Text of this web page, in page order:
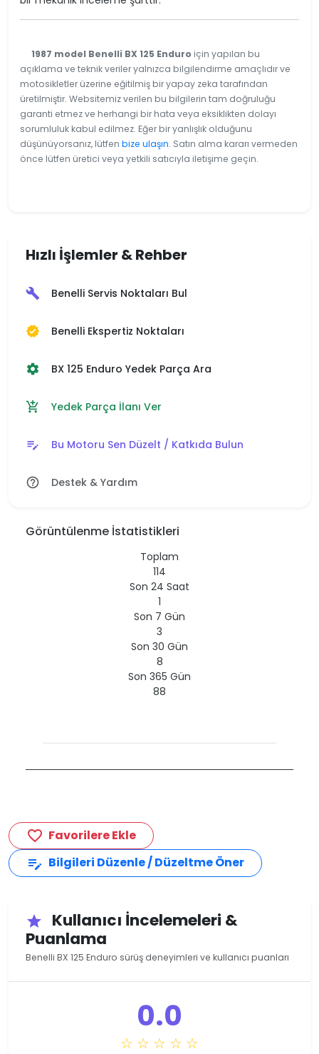
1987 model Benelli BX 125 Enduro için yapılan bu
açıklama ve teknik veriler yalnızca bilgilendirme amaçlıdır ve
motosikletler üzerine eğitilmiş bir yapay zeka tarafından
üretilmiştir. Websitemiz verilen bu bilgilerin tam doğruluğu
garanti etmez ve herhangi bir hata veya eksiklikten dolayı
sorumluluk kabul edilmez. Eğer bir yanlışlık olduğunu
düşünüyorsanız, lütfen bize ulaşın. Satın alma kararı vermeden
önce lütfen üretici veya yetkili satıcıyla iletişime geçin.
Hızlı İşlemler & Rehber
build Benelli Servis Noktaları Bul
verified Benelli Ekspertiz Noktaları
settings BX 125 Enduro Yedek Parça Ara
add_shopping_cart Yedek Parça İlanı Ver
edit_note Bu Motoru Sen Düzelt / Katkıda Bulun
help_outline Destek & Yardım
Görüntülenme İstatistikleri
Toplam
114
Son 24 Saat
1
Son 7 Gün
3
Son 30 Gün
8
Son 365 Gün
88
favorite_border Favorilere Ekle
edit_note Bilgileri Düzenle / Düzeltme Öner
star
Kullanıcı İncelemeleri &
Puanlama
Benelli BX 125 Enduro sürüş deneyimleri ve kullanıcı puanları
0.0
☆ ☆ ☆ ☆ ☆